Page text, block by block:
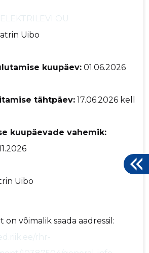
ELEKTRILEVI OÜ
Uibo
kuupäev: 01.06.2026
tähtpäev: 17.06.2026 kell
kuupäevade vahemik:
Uibo
on võimalik saada aadressil:
rhr-